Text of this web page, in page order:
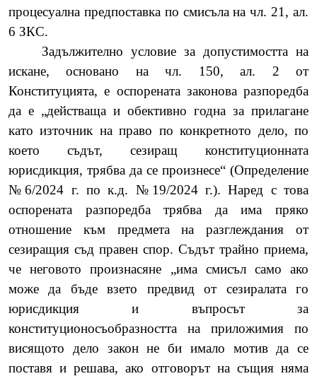
процесуална предпоставка по смисъла на чл. 21, ал.
6 ЗКС.
Задължително условие за допустимостта на
искане, основано на чл.
150, ал. 2 от
Конституцията, е оспорената законова разпоредба
да е „действаща и обективно годна за прилагане
като източник на право по конкретното дело, по
което съдът, сезиращ конституционната
юрисдикция, трябва да се произнесе“ (Определение
№6/2024 г. по к.д. №19/2024 г.). Наред с това
оспорената разпоредба трябва да има пряко
отношение към предмета на разглеждания от
сезиращия съд правен спор. Съдът трайно приема,
че неговото произнасяне „има смисъл само ако
може да бъде взето предвид от сезиралата го
юрисдикция и въпросът за
конституционосъобразността на приложимия по
висящото дело закон не би имало мотив да се
поставя и решава, ако отговорът на същия няма